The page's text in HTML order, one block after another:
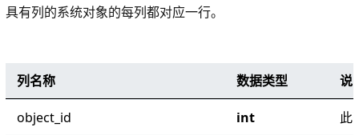
具有列的系统对象的每列都对应一行。
列名称 数据类型 说
object_id int 此